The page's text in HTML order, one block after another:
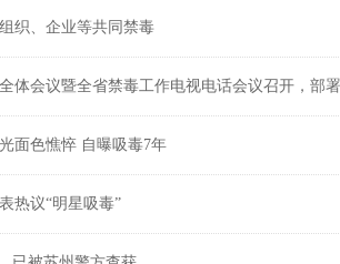
织、企业等共同禁毒
体会议暨全省禁毒工作电视电话会议召开，部
面色憔悴 自曝吸毒7年
热议“明星吸毒”